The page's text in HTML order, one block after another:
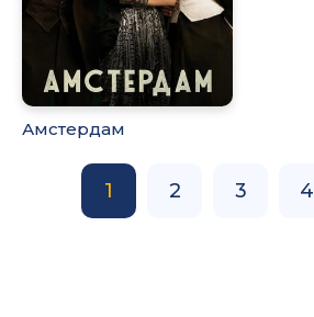
Амстердам
1 2 3 4